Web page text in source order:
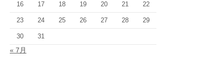
16 17 18 19 20 21 22
23 24 25 26 27 28 29
30 31
« 7月